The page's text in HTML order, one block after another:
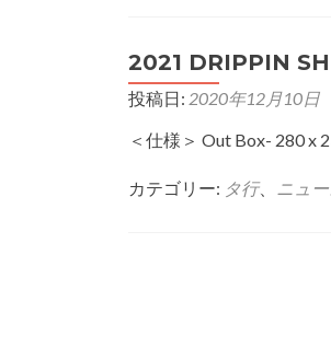
2021 DRIPPIN
投稿日: 2020年12月10日
＜仕様＞ Out Box- 280 x
カテゴリー: タ行、 ニュ